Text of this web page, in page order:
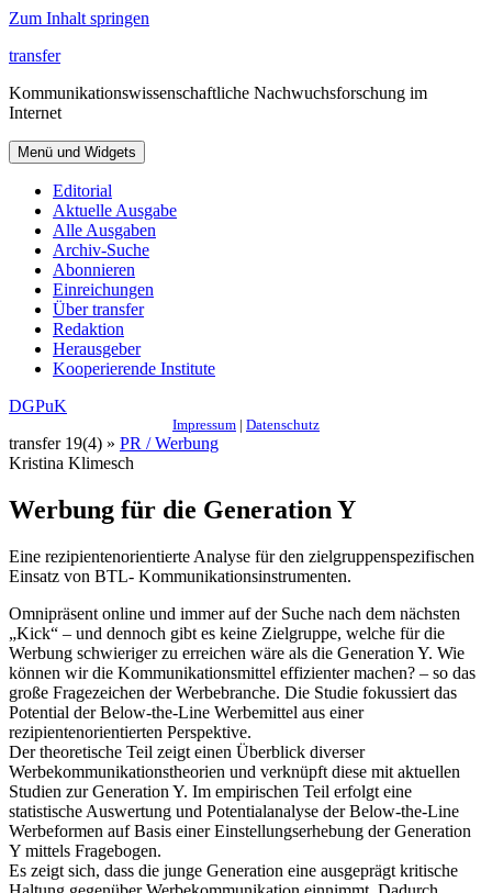
Zum Inhalt springen
transfer
Kommunikationswissenschaftliche Nachwuchsforschung im
Internet
Menü und Widgets
Editorial
Aktuelle Ausgabe
Alle Ausgaben
Archiv-Suche
Abonnieren
Einreichungen
Über transfer
Redaktion
Herausgeber
Kooperierende Institute
DGPuK
Impressum | Datenschutz
transfer 19(4) » PR / Werbung
Kristina Klimesch
Werbung für die Generation Y
Eine rezipientenorientierte Analyse für den zielgruppenspezifischen
Einsatz von BTL- Kommunikationsinstrumenten.
Omnipräsent online und immer auf der Suche nach dem nächsten
„Kick“ – und dennoch gibt es keine Zielgruppe, welche für die
Werbung schwieriger zu erreichen wäre als die Generation Y. Wie
können wir die Kommunikationsmittel effizienter machen? – so das
große Fragezeichen der Werbebranche. Die Studie fokussiert das
Potential der Below-the-Line Werbemittel aus einer
rezipientenorientierten Perspektive.
Der theoretische Teil zeigt einen Überblick diverser
Werbekommunikationstheorien und verknüpft diese mit aktuellen
Studien zur Generation Y. Im empirischen Teil erfolgt eine
statistische Auswertung und Potentialanalyse der Below-the-Line
Werbeformen auf Basis einer Einstellungserhebung der Generation
Y mittels Fragebogen.
Es zeigt sich, dass die junge Generation eine ausgeprägt kritische